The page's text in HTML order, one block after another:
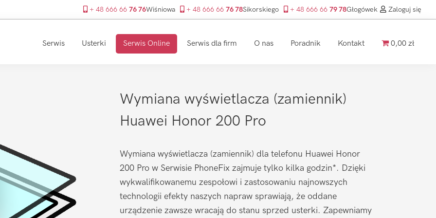
+ 48 666 66 76 76Wiśniowa + 48 666 66 76 78Sikorskiego + 48 666 66 79 78Głogówek Zaloguj się
Serwis Usterki Serwis Online Serwis dla firm O nas Poradnik Kontakt 0,00 zł
Wymiana wyświetlacza (zamiennik)
Huawei Honor 200 Pro
Wymiana wyświetlacza (zamiennik) dla telefonu Huawei Honor
200 Pro w Serwisie PhoneFix zajmuje tylko kilka godzin*. Dzięki
wykwalifikowanemu zespołowi i zastosowaniu najnowszych
technologii efekty naszych napraw sprawiają, że oddane
urządzenie zawsze wracają do stanu sprzed usterki. Zapewniamy